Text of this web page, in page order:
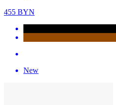
455 BYN
New